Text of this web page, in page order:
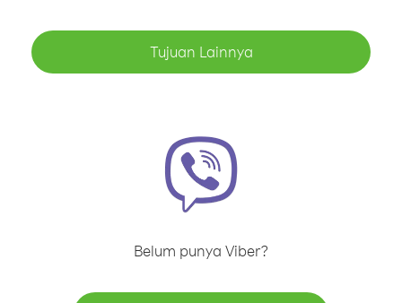
Tujuan Lainnya
Belum punya Viber?